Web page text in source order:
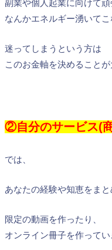
副業や個人起業に向けて
なんかエネルギー湧いてこ
迷ってしまうという方は
このお金軸を決めることが
②自分のサービス(
では、
あなたの経験や知恵をまと
限定の動画を作ったり、
オンライン冊子を作ってい